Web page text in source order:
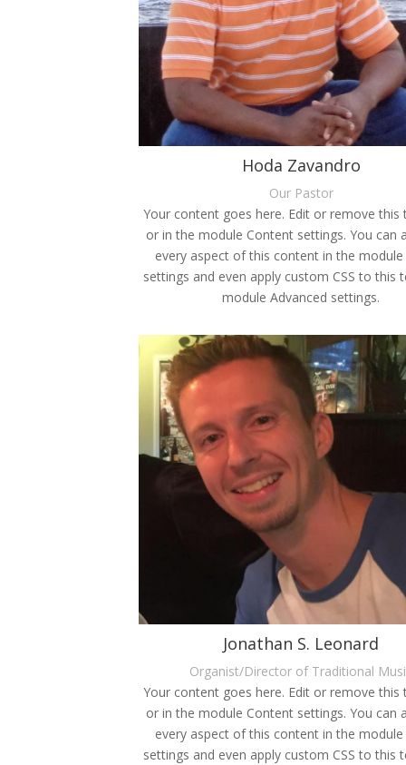
Hoda Zavandro
Our Pastor
Your content goes here. Edit or remove this
or in the module Content settings. You can
every aspect of this content in the module
settings and even apply custom CSS to this
module Advanced settings.
Jonathan S. Leonard
Organist/Director of Traditional
Your content goes here. Edit or remove this
or in the module Content settings. You can
every aspect of this content in the module
settings and even apply custom CSS to this